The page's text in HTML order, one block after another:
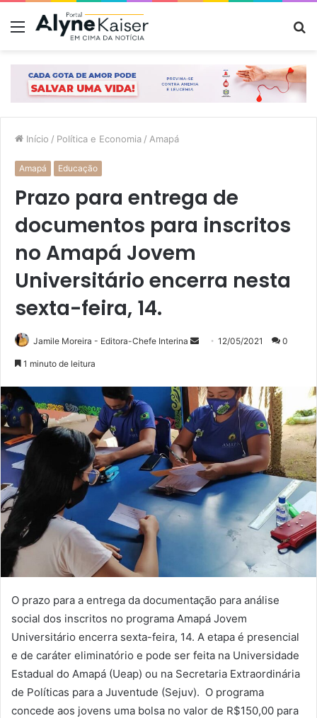
Menu
Início / Política e Economia / Amapá
Amapá Educação
Prazo para entrega de
documentos para inscritos
no Amapá Jovem
Universitário encerra nesta
sexta-feira, 14.
Jamile Moreira - Editora-Chefe Interina
Mande
mail
12/05/2021 0
1 minuto de leitura
O prazo para a entrega da documentação para análise
social dos inscritos no programa Amapá Jovem
Universitário encerra sexta-feira, 14. A etapa é presencial
e de caráter eliminatório e pode ser feita na Universidade
Estadual do Amapá (Ueap) ou na Secretaria Extraordinária
de Políticas para a Juventude (Sejuv). O programa
concede aos jovens uma bolsa no valor de R$150,00 para